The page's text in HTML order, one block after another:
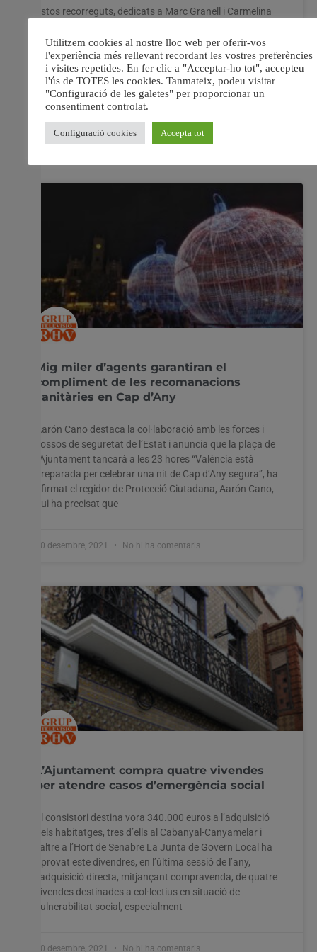
Estos recorreguts, dedicats a Marc Granell i Carmelina
senyalitzat en 2020 El poeta Marc Granell, i la
historiadora, novel·lista i poeta Carmelina Sánchez-
Cutillas protagonitzen des d’enguany dos noves rutes
literàries que assenyalen diversos punts de la ciutat
relacionats amb la seua vida i
30 desembre, 2021 No hi ha comentaris
Mig miler d’agents garantiran el
compliment de les recomanacions
sanitàries en Cap d’Any
Aarón Cano destaca la col·laboració amb les forces i
cossos de seguretat de l’Estat i anuncia que la plaça de
l’Ajuntament tancarà a les 23 hores “València està
preparada per celebrar una nit de Cap d’Any segura”, ha
afirmat el regidor de Protecció Ciutadana, Aarón Cano,
qui ha precisat que
30 desembre, 2021 No hi ha comentaris
L’Ajuntament compra quatre vivendes
per atendre casos d’emergència social
El consistori destina vora 340.000 euros a l’adquisició
dels habitatges, tres d’ells al Cabanyal-Canyamelar i
l’altre a l’Hort de Senabre La Junta de Govern Local ha
aprovat este divendres, en l’última sessió de l’any,
l’adquisició directa, mitjançant compravenda, de quatre
vivendes destinades a col·lectius en situació de
vulnerabilitat social, especialment
30 desembre, 2021 No hi ha comentaris